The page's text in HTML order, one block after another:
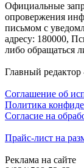
Официальные
опровержения
письмом с
адресу: 180000,
либо обращаться
Главный
Соглашение об
Политика
Согласие на
Прайс-лист на
Реклама на сайте